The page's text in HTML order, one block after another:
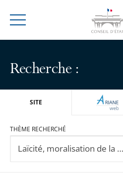
Menu
Recherche :
SITE
THÈME RECHERCHÉ